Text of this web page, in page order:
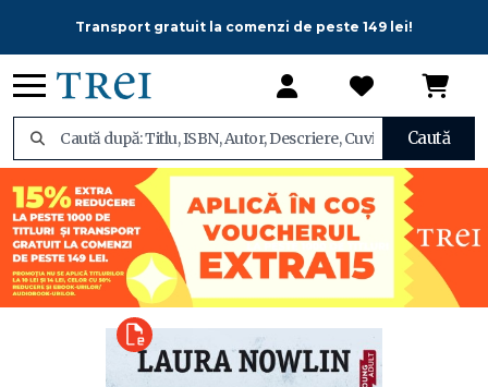
Transport gratuit la comenzi de peste 149 lei!
Caută